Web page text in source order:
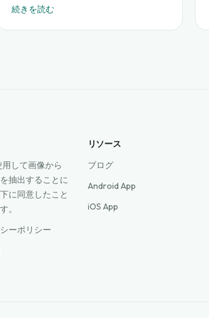
続きを読む
して画像から
抽出することに
に同意したこと
。
ーポリシー
リソース
ブログ
Android App
iOS App